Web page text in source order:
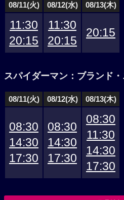
08/11(火) 08/12(水) 08/13(木)
11:30
20:15
11:30
20:15
20:15
スパイダーマン：ブランド
08/11(火) 08/12(水) 08/13(木)
08:30
14:30
17:30
08:30
14:30
17:30
08:30
11:30
14:30
17:30